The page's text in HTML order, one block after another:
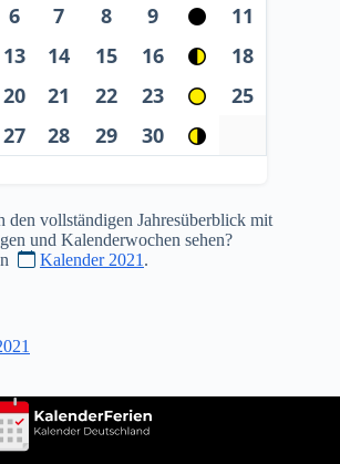
6 7 8 9
11
13 14 15 16
18
20 21 22 23
25
27 28 29 30
den vollständigen Jahresüberblick mit
und Kalenderwochen sehen?
Kalender 2021 .